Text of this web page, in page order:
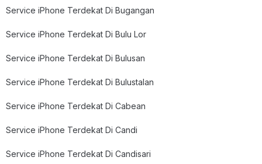
Service iPhone Terdekat Di Bugangan
Service iPhone Terdekat Di Bulu Lor
Service iPhone Terdekat Di Bulusan
Service iPhone Terdekat Di Bulustalan
Service iPhone Terdekat Di Cabean
Service iPhone Terdekat Di Candi
Service iPhone Terdekat Di Candisari